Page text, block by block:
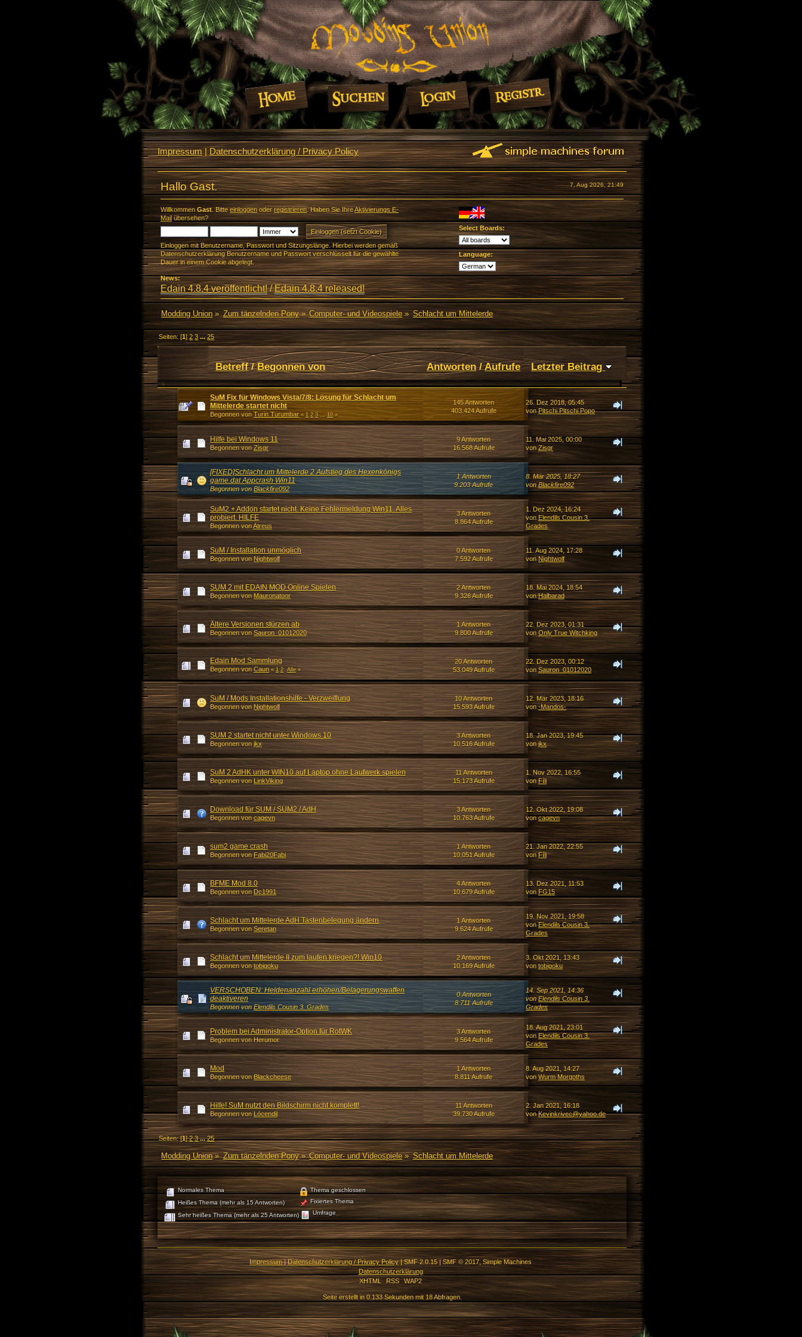
Impressum|Datenschutzerklärung / Privacy Policy
7. Aug 2026, 21:49
Hallo Gast.
Willkommen Gast. Bitte einloggenoderregistrieren. Haben Sie IhreAktivierungs E-
Mailübersehen?
Einloggen mit Benutzername, Passwort und Sitzungslänge. Hierbei werden gemäß
Datenschutzerklärung Benutzername und Passwort verschlüsselt für die gewählte
Dauer in einem Cookie abgelegt.
Select Boards:
Language:
News:
Edain 4.8.4 veröffentlicht!/Edain 4.8.4 released!
Modding Union» Zum tänzelnden Pony» Computer- und Videospiele» Schlacht um Mittelerde
Seiten: [1]2 3 ...25
Betreff/Begonnen von Antworten/Aufrufe Letzter Beitrag
SuM Fix für Windows Vista/7/8: Lösung für Schlacht um
Mittelerde startet nicht
Begonnen vonTurin Turumbar « 1 2 3 ... 10 »
145 Antworten
403.424 Aufrufe
26. Dez 2018, 05:45
vonPitschi Pitschi Popo
Hilfe bei Windows 11
Begonnen von Zisgr
9 Antworten
16.568 Aufrufe
11. Mai 2025, 00:00
vonZisgr
[FIXED]Schlacht um Mittelerde 2 Aufstieg des Hexenkönigs
game.dat Appcrash Win11
Begonnen von Blackfire092
1 Antworten
9.203 Aufrufe
8. Mär 2025, 18:27
vonBlackfire092
SuM2 + Addon startet nicht. Keine Fehlermeldung Win11. Alles
probiert. HILFE
Begonnen vonAtreus
3 Antworten
8.864 Aufrufe
1. Dez 2024, 16:24
vonElendils Cousin 3.
Grades
SuM / Installation unmöglich
Begonnen von Nightwolf
0 Antworten
7.592 Aufrufe
11. Aug 2024, 17:28
von Nightwolf
SUM 2 mit EDAIN MOD Online Spielen
Begonnen von Mauronatoor
2 Antworten
9.326 Aufrufe
18. Mai 2024, 18:54
vonHalbarad
Ältere Versionen stürzen ab
Begonnen von Sauron_01012020
1 Antworten
9.800 Aufrufe
22. Dez 2023, 01:31
vonOnly True Witchking
Edain Mod Sammlung
Begonnen von Caun «1 2 Alle»
20 Antworten
53.049 Aufrufe
22. Dez 2023, 00:12
vonSauron_01012020
SuM / Mods Installationshilfe - Verzweiflung
Begonnen von Nightwolf
10 Antworten
15.593 Aufrufe
12. Mär 2023, 18:16
von-Mandos-
SUM 2 startet nicht unter Windows 10
Begonnen von jkx
3 Antworten
10.516 Aufrufe
18. Jan 2023, 19:45
vonjkx
SuM 2 AdHK unter WIN10 auf Laptop ohne Laufwerk spielen
Begonnen von LinkViking
11 Antworten
15.173 Aufrufe
1. Nov 2022, 16:55
von Fíli
Download für SUM / SUM2 / AdH
Begonnen von cagevn
3 Antworten
10.763 Aufrufe
12. Okt 2022, 19:08
voncagevn
sum2 game crash
Begonnen von Fabi20Fabi
1 Antworten
10.051 Aufrufe
21. Jan 2022, 22:55
vonFíli
BFME Mod 8.0
Begonnen von Dc1991
4 Antworten
10.679 Aufrufe
13. Dez 2021, 11:53
vonFG15
Schlacht um Mittelerde AdH Tastenbelegung ändern
Begonnen von Seretan
1 Antworten
9.624 Aufrufe
19. Nov 2021, 19:58
vonElendils Cousin 3.
Grades
Schlacht um Mittelerde II zum laufen kriegen?! Win10
Begonnen von tobigoku
2 Antworten
10.169 Aufrufe
3. Okt 2021, 13:43
von tobigoku
VERSCHOBEN: Heldenanzahl erhöhen/Belagerungswaffen
deaktiveren
Begonnen von Elendils Cousin 3. Grades
0 Antworten
8.711 Aufrufe
14. Sep 2021, 14:36
von Elendils Cousin 3.
Grades
Problem bei Administrator-Option für RotWK
Begonnen von Herumor
3 Antworten
9.564 Aufrufe
18. Aug 2021, 23:01
vonElendils Cousin 3.
Grades
Mod
Begonnen von Blackcheese
1 Antworten
8.811 Aufrufe
8. Aug 2021, 14:27
vonWurm Morgoths
Hilfe! SuM nutzt den Bildschirm nicht komplett!
Begonnen von Lócendil
11 Antworten
39.730 Aufrufe
2. Jan 2021, 16:18
vonKevinkrivec@yahoo.de
Seiten: [1]2 3 ...25
Modding Union» Zum tänzelnden Pony» Computer- und Videospiele» Schlacht um Mittelerde
Normales Thema
Heißes Thema (mehr als 15 Antworten)
Sehr heißes Thema (mehr als 25 Antworten)
Thema geschlossen
Fixiertes Thema
Umfrage
Impressum|Datenschutzerklärung / Privacy Policy|SMF 2.0.15|SMF © 2017,Simple Machines
Datenschutzerklärung
XHTML
RSS WAP2
Seite erstellt in 0.133 Sekunden mit 18 Abfragen.